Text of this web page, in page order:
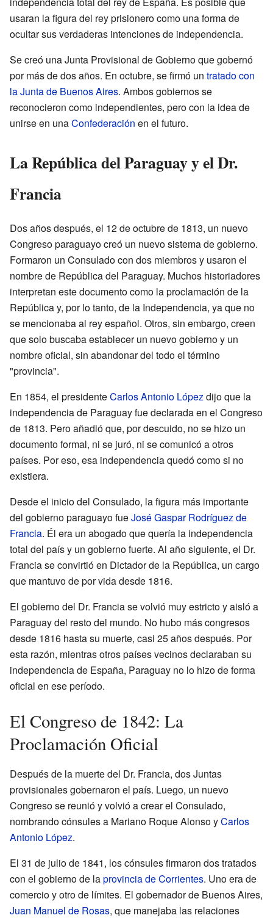
usaran la figura del rey prisionero como una forma de
ocultar sus verdaderas intenciones de independencia.
Se creó una Junta Provisional de Gobierno que gobernó
por más de dos años. En octubre, se firmó un tratado con
la Junta de Buenos Aires. Ambos gobiernos se
reconocieron como independientes, pero con la idea de
unirse en unaConfederación en el futuro.
La República del Paraguay y el Dr.
Francia
Dos años después, el 12 de octubre de 1813, un nuevo
Congreso paraguayo creó un nuevo sistema de gobierno.
Formaron un Consulado con dos miembros y usaron el
nombre de República del Paraguay. Muchos historiadores
interpretan este documento como la proclamación de la
República y, por lo tanto, de la Independencia, ya que no
se mencionaba al rey español. Otros, sin embargo, creen
que solo buscaba establecer un nuevo gobierno y un
nombre oficial, sin abandonar del todo el término
"provincia".
En 1854, el presidenteCarlos Antonio Lópezdijo que la
independencia de Paraguay fue declarada en el Congreso
de 1813. Pero añadió que, por descuido, no se hizo un
documento formal, ni se juró, ni se comunicó a otros
países. Por eso, esa independencia quedó como si no
existiera.
Desde el inicio del Consulado, la figura más importante
del gobierno paraguayo fueJosé Gaspar Rodríguez de
Francia. Él era un abogado que quería la independencia
total del país y un gobierno fuerte. Al año siguiente, el Dr.
Francia se convirtió en Dictador de la República, un cargo
que mantuvo de por vida desde 1816.
El gobierno del Dr. Francia se volvió muy estricto y aisló a
Paraguay del resto del mundo. No hubo más congresos
desde 1816 hasta su muerte, casi 25 años después. Por
esta razón, mientras otros países vecinos declaraban su
independencia de España, Paraguay no lo hizo de forma
oficial en ese período.
El Congreso de 1842: La
Proclamación Oficial
Después de la muerte del Dr. Francia, dos Juntas
provisionales gobernaron el país. Luego, un nuevo
Congreso se reunió y volvió a crear el Consulado,
nombrando cónsules a Mariano Roque Alonso yCarlos
Antonio López.
El 31 de julio de 1841, los cónsules firmaron dos tratados
con el gobierno de laprovincia de Corrientes. Uno era de
comercio y otro de límites. El gobernador de Buenos Aires,
Juan Manuel de Rosas, que manejaba las relaciones